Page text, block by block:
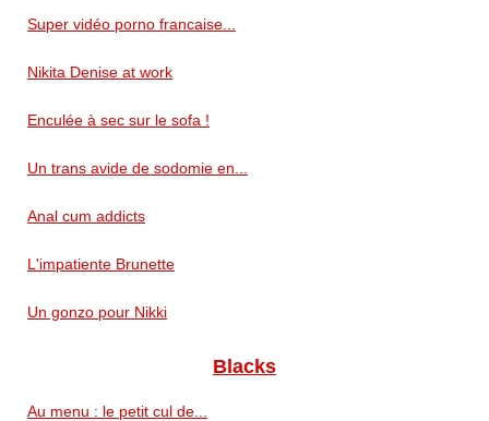
Super vidéo porno francaise...
Nikita Denise at work
Enculée à sec sur le sofa !
Un trans avide de sodomie en...
Anal cum addicts
L'impatiente Brunette
Un gonzo pour Nikki
Blacks
Au menu : le petit cul de...